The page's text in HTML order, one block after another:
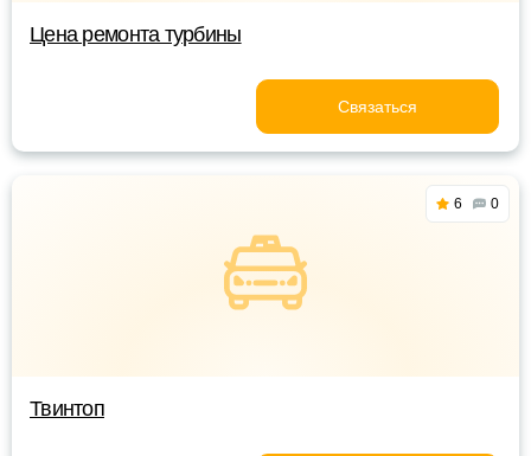
Цена ремонта турбины
Связаться
6 0
Твинтоп